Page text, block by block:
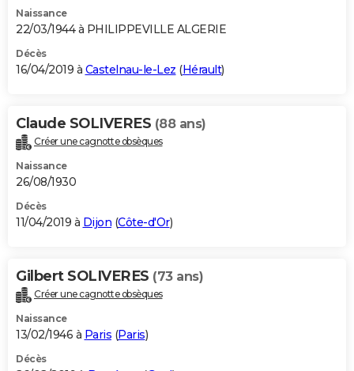
Naissance
22/03/1944 à PHILIPPEVILLE ALGERIE
Décès
16/04/2019 à Castelnau-le-Lez (Hérault)
Claude SOLIVERES (88 ans)
Créer une cagnotte obsèques
Naissance
26/08/1930
Décès
11/04/2019 à Dijon (Côte-d'Or)
Gilbert SOLIVERES (73 ans)
Créer une cagnotte obsèques
Naissance
13/02/1946 à Paris (Paris)
Décès